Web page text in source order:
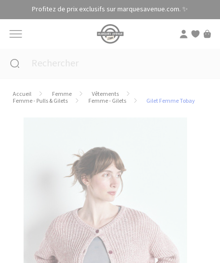
Profitez de prix exclusifs sur marquesavenue.com. ✨
Accueil Femme
Vêtements
Femme - Pulls & Gilets
Femme - Gilets Gilet Femme Tobay
Panneau de gestion des cookies